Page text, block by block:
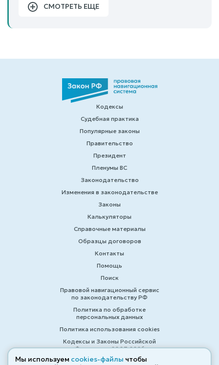
СМОТРЕТЬ ЕЩЕ
Кодексы
Судебная практика
Популярные законы
Правительство
Президент
Пленумы ВС
Законодательство
Изменения в законодательстве
Законы
Калькуляторы
Справочные материалы
Образцы договоров
Контакты
Помощь
Поиск
Правовой навигационный сервис
по законодательству РФ
Политика по обработке
персональных данных
Политика использования cookies
Кодексы и Законы Российской
Федерации 2007-2026
Мы используем cookies-файлы чтобы